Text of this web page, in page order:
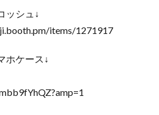
ッシュ↓
items/1271917
ホケース↓